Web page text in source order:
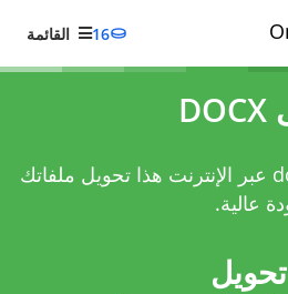
16 القائمة
يتيح لك محوّل document عبر الإنترنت هذا تحويل ملفاتك
تحويل